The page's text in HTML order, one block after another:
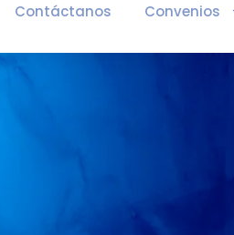
Contáctanos Convenios